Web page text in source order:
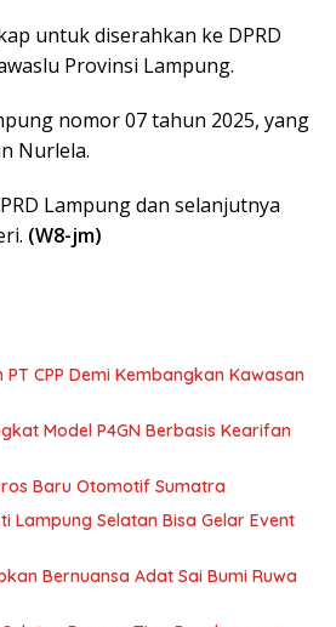
untuk diserahkan ke DPRD
Provinsi Lampung.
nomor 07 tahun 2025, yang
Nurlela.
Lampung dan selanjutnya
(W8-jm)
CPP Demi Kembangkan Kawasan
Model P4GN Berbasis Kearifan
Baru Otomotif Sumatra
Lampung Selatan Bisa Gelar Event
Bernuansa Adat Sai Bumi Ruwa